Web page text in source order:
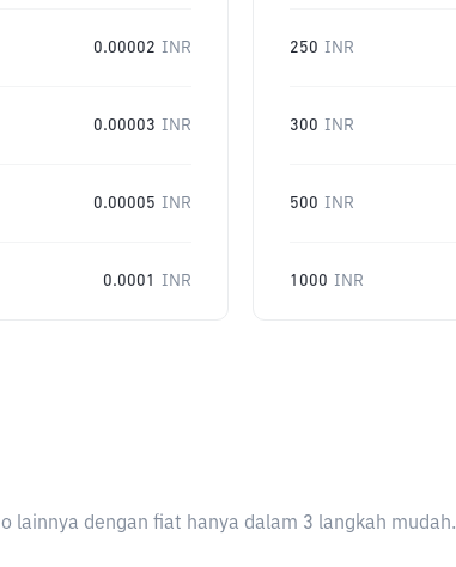
0.00002 INR
0.00003 INR
0.00005 INR
0.0001 INR
250 INR
300 INR
500 INR
1000 INR
lainnya dengan fiat hanya dalam 3 langkah mudah.